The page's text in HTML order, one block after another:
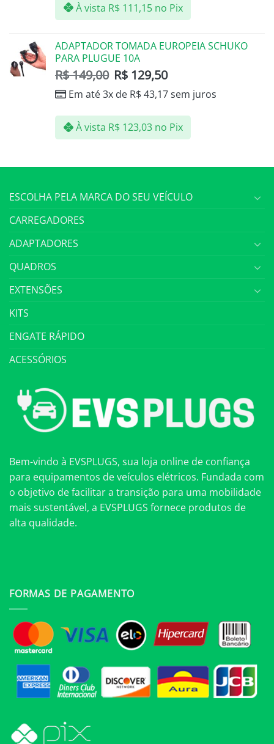
À vista R$111,15 no Pix
ADAPTADOR TOMADA EUROPEIA SCHUKO
PARA PLUGUE 10A
R$149,00 R$ 129,50
Em até 3x de R$43,17sem juros
À vista R$123,03 no Pix
ESCOLHA PELA MARCA DO SEU VEÍCULO
CARREGADORES
ADAPTADORES
QUADROS
EXTENSÕES
KITS
ENGATE RÁPIDO
ACESSÓRIOS
Bem-vindo à EVSPLUGS, sua loja online de confiança
para equipamentos de veículos elétricos. Fundada com
o objetivo de facilitar a transição para uma mobilidade
mais sustentável, a EVSPLUGS fornece produtos de
alta qualidade.
FORMAS DE PAGAMENTO